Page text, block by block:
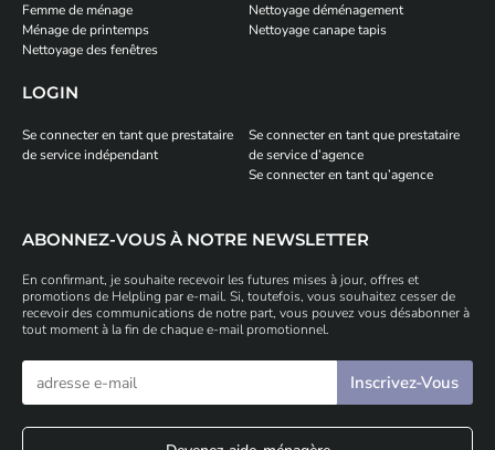
Femme de ménage
Ménage de printemps
Nettoyage des fenêtres
Nettoyage déménagement
Nettoyage canape tapis
LOGIN
Se connecter en tant que prestataire
de service indépendant
Se connecter en tant que prestataire
de service d’agence
Se connecter en tant qu’agence
ABONNEZ-VOUS À NOTRE NEWSLETTER
En confirmant, je souhaite recevoir les futures mises à jour, offres et
promotions de Helpling par e-mail. Si, toutefois, vous souhaitez cesser de
recevoir des communications de notre part, vous pouvez vous désabonner à
tout moment à la fin de chaque e-mail promotionnel.